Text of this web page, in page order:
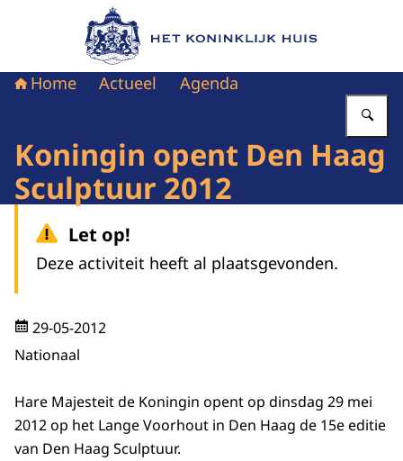
Naar de homepage van Het Koninklijk Huis
Home Actueel Agenda
Koningin opent Den Haag
Sculptuur 2012
Let op!
Deze activiteit heeft al plaatsgevonden.
29-05-2012
Nationaal
Hare Majesteit de Koningin opent op dinsdag 29 mei
2012 op het Lange Voorhout in Den Haag de 15e editie
van Den Haag Sculptuur.